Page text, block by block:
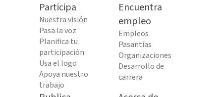
Participa
Nuestra visión
Pasa la voz
Planifica tu
participación
Usa el logo
Apoya nuestro
trabajo
Encuentra
empleo
Empleos
Pasantías
Organizaciones
Desarrollo de
carrera